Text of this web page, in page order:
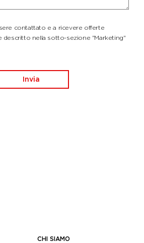
contattato e a ricevere offerte
descritto nella sotto-sezione "Marketing"
Invia
CHI SIAMO